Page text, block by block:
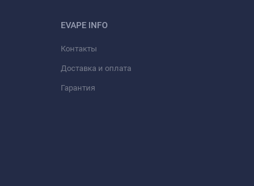
EVAPE INFO
Контакты
Доставка и оплата
Гарантия